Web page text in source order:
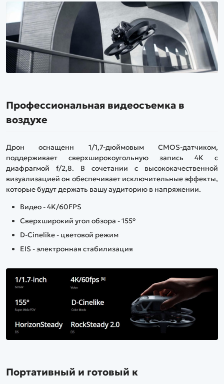
Профессиональная видеосъемка в
воздухе
Дрон оснащенн 1/1,7-дюймовым CMOS-датчиком,
поддерживает сверхширокоугольную запись 4K с
диафрагмой f/2,8. В сочетании с высококачественной
визуализацией он обеспечивает исключительные эффекты,
которые будут держать вашу аудиторию в напряжении.
Видео - 4K/60FPS
Сверхширокий угол обзора - 155°
D-Cinelike - цветовой режим
EIS - электронная стабилизация
Портативный и готовый к